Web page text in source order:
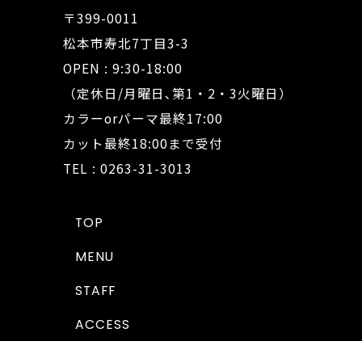
〒399-0011
松本市寿北7丁目3-3
OPEN : 9:30-18:00
（定休日/月曜日､第1・2・3火曜日）
カラーorパーマ最終17:00
カット最終18:00まで受付
TEL : 0263-31-3013
TOP
MENU
STAFF
ACCESS